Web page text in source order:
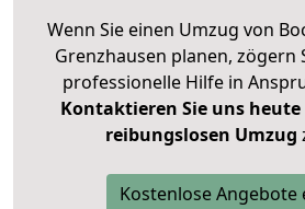
Wenn Sie einen Umzug von
Grenzhausen planen, zögern
professionelle Hilfe in
Kontaktieren Sie uns heute
reibungslosen Umzug
Kostenlose Angebote